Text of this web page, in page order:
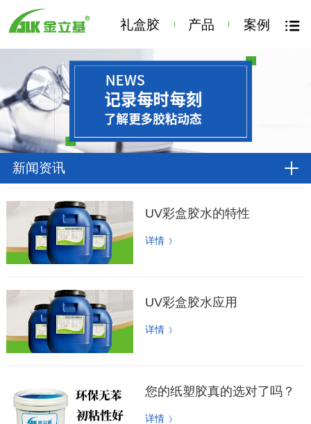
礼盒胶 产品 案例
新闻资讯
UV彩盒胶水的特性
详情 》
UV彩盒胶水应用
详情 》
您的纸塑胶真的选对了吗？
详情 》